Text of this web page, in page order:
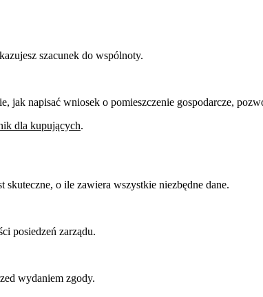
szacunek do wspólnoty.
napisać wniosek o pomieszczenie gospodarcze,
dla kupujących.
o ile zawiera wszystkie niezbędne dane.
posiedzeń zarządu.
wydaniem zgody.